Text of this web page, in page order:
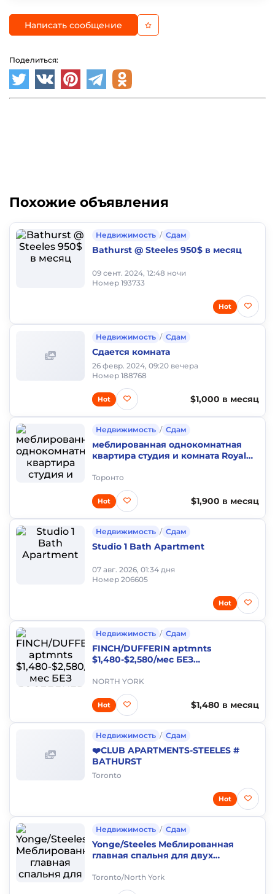
Написать сообщение
Поделиться:
Похожие объявления
Недвижимость / Сдам
Bathurst @ Steeles 950$ в месяц
09 сент. 2024, 12:48 ночи
Номер 193733
Hot
Недвижимость / Сдам
Сдается комната
26 февр. 2024, 09:20 вечера
Номер 188768
$1,000 в месяц
Hot
Недвижимость / Сдам
меблированная однокомнатная
квартира студия и комната Royal
Торонто
$1,900 в месяц
Hot
Недвижимость / Сдам
Studio 1 Bath Apartment
07 авг. 2026, 01:34 дня
Номер 206605
Hot
Недвижимость / Сдам
FINCH/DUFFERIN aptmnts
$1,480-$2,580/мес БЕЗ
NORTH YORK
$1,480 в месяц
Hot
Недвижимость / Сдам
❤️CLUB APARTMENTS-STEELES #
BATHURST
Toronto
Hot
Недвижимость / Сдам
Yonge/Steeles Меблированная
главная спальня для двух
$1,450/месяц
Toronto/North York